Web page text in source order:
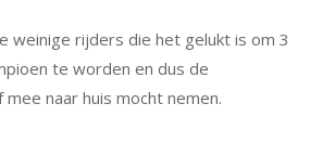
weinige rijders die het gelukt is om 3
te worden en dus de
naar huis mocht nemen.